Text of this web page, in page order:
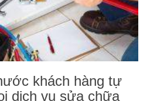
khách hàng tự
dịch vụ sửa chữa